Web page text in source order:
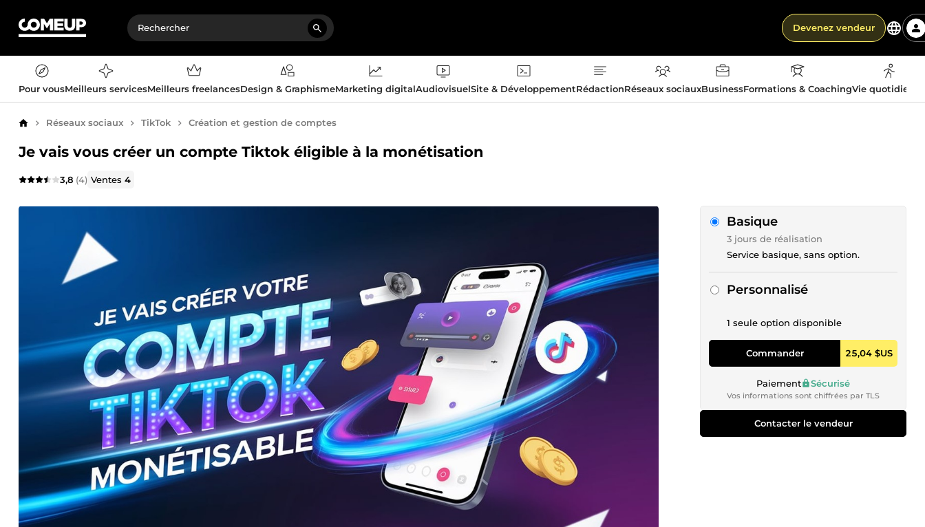
Devenez vendeur
Pour vousMeilleurs servicesMeilleurs freelancesDesign & GraphismeMarketing digitalAudiovisuelSite & DéveloppementRédactionRéseaux sociauxBusinessFormations & CoachingVie
AccueilRéseaux sociaux TikTok Création et gestion de comptes
Je vais vous créer un compte Tiktok éligible à la monétisation
3,8 (4) Ventes4
Basique
3 jours de réalisation
Service basique, sans option.
Personnalisé
1 seule option disponible
Commander 25,04 $US
Paiement Sécurisé
Vos informations sont chiffrées par TLS
Contacter le vendeur